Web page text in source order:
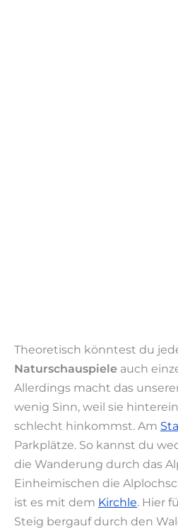
Theoretisch könntest du
Naturschauspiele auch
Allerdings macht das
wenig Sinn, weil sie
schlecht hinkommst. Am
Parkplätze. So kannst du
die Wanderung durch das
Einheimischen die
ist es mit dem Kirchle. Hier
Steig bergauf durch den